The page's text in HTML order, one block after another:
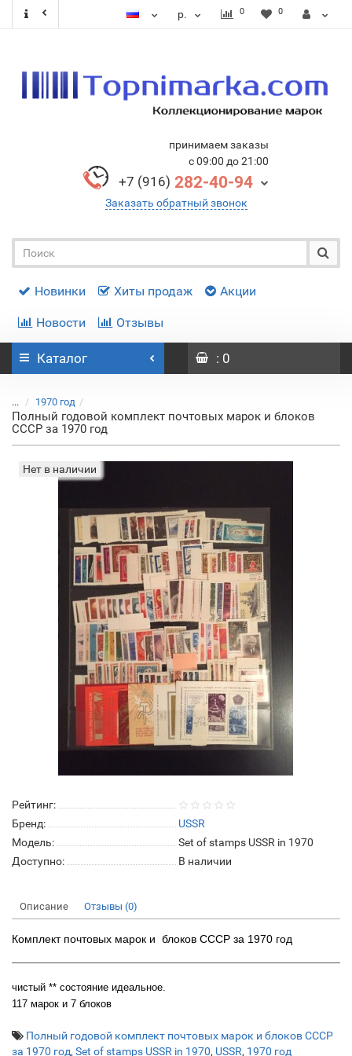
р. 0 0
принимаем заказы
с 09:00 до 21:00
+7 (916) 282-40-94
Заказать обратный звонок
Новинки Хиты продаж Акции
Новости Отзывы
Каталог : 0
... 1970 год
Полный годовой комплект почтовых марок и блоков
СССР за 1970 год
Нет в наличии
Рейтинг:
Бренд:
USSR
Модель:
Set of stamps USSR in 1970
Доступно:
В наличии
Описание Отзывы (0)
Комплект почтовых марок и блоков СССР за 1970 год
чистый ** состояние идеальное.
117 марок и 7 блоков
Полный годовой комплект почтовых марок и блоков СССР
за 1970 год, Set of stamps USSR in 1970, USSR, 1970 год